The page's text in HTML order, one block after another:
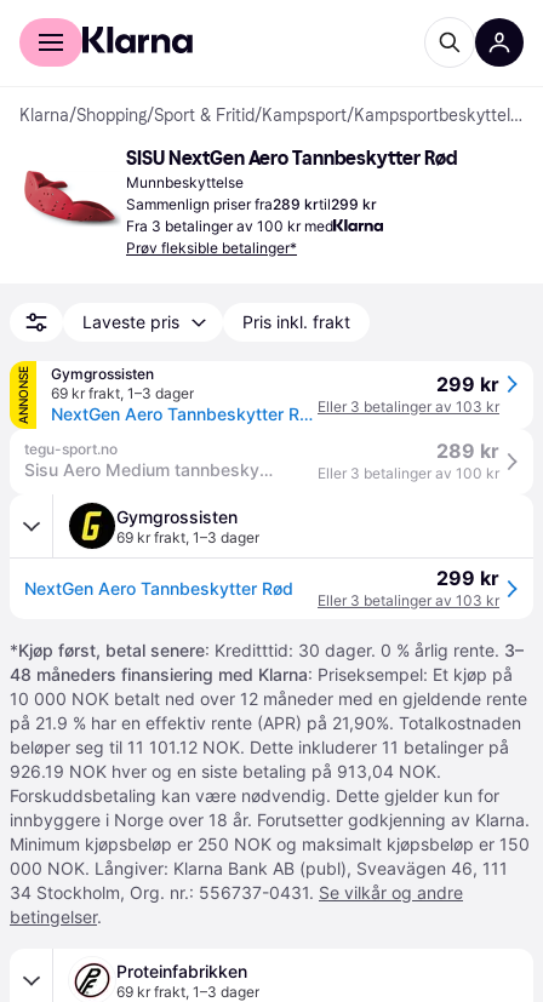
For kunder
Klarna/Shopping/Sport & Fritid/Kampsport/ Kampsportbeskyttelser
SISU NextGen Aero Tannbeskytter Rød
Munnbeskyttelse
Sammenlign priser fra289 krtil299 kr
Fra 3 betalinger av 100 kr med
Prøv fleksible betalinger*
Laveste pris Pris inkl. frakt
ANNONSE
Gymgrossisten
69 kr frakt, 1–3 dager
NextGen Aero Tannbeskytter Rød
299 kr
Eller 3 betalinger av 103 kr
tegu-sport.no
Sisu Aero Medium tannbeskytter (Intense Red)
289 kr
Eller 3 betalinger av 100 kr
Gymgrossisten
69 kr frakt, 1–3 dager
NextGen Aero Tannbeskytter Rød 299 kr
Eller 3 betalinger av 103 kr
*Kjøp først, betal senere: Kreditttid: 30 dager. 0 % årlig rente. 3–
48 måneders finansiering med Klarna: Priseksempel: Et kjøp på
10 000 NOK betalt ned over 12 måneder med en gjeldende rente
på 21.9 % har en effektiv rente (APR) på 21,90%. Totalkostnaden
beløper seg til 11 101.12 NOK. Dette inkluderer 11 betalinger på
926.19 NOK hver og en siste betaling på 913,04 NOK.
Forskuddsbetaling kan være nødvendig. Dette gjelder kun for
innbyggere i Norge over 18 år. Forutsetter godkjenning av Klarna.
Minimum kjøpsbeløp er 250 NOK og maksimalt kjøpsbeløp er 150
000 NOK. Långiver: Klarna Bank AB (publ), Sveavägen 46, 111
34 Stockholm, Org. nr.: 556737-0431. Se vilkår og andre
betingelser.
Proteinfabrikken
69 kr frakt, 1–3 dager